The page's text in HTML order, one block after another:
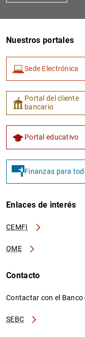
Nuestros portales
Sede Electrónica
Portal del cliente
bancario
Portal educativo
Finanzas para
Enlaces de interés
CEMFI
OME
Contacto
Contactar con el Banco
SEBC